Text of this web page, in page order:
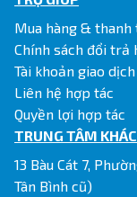
Mua hàng & thanh
Chính sách đổi trả
Tài khoản giao dịch
Liên hệ hợp tác
Quyền lợi hợp tác
TRUNG TÂM
13 Bàu Cát 7,
Tân Bình cũ)